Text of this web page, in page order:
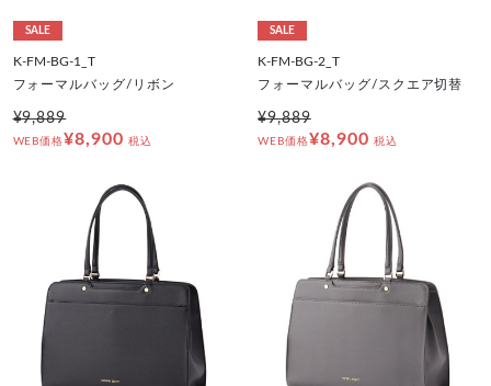
SALE
K-FM-BG-1_T
フォーマルバッグ/リボン
¥9,889
WEB価格¥8,900 税込
SALE
K-FM-BG-2_T
フォーマルバッグ/スクエア切替
¥9,889
WEB価格¥8,900 税込